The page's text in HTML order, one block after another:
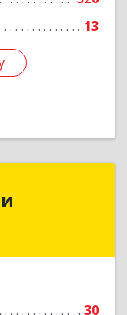
13
30
г, Ленина